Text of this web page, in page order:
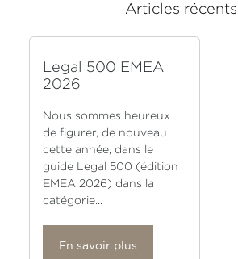
Articles récents
Legal 500 EMEA
2026
Nous sommes heureux
de figurer, de nouveau
cette année, dans le
guide Legal 500 (édition
EMEA 2026) dans la
catégorie...
En savoir plus